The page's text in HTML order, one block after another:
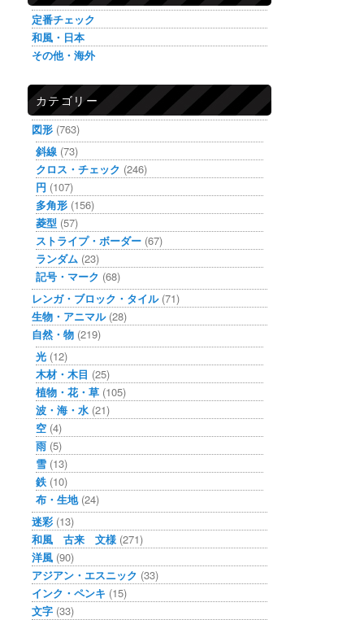
定番チェック
和風・日本
その他・海外
カテゴリー
図形 (763)
斜線 (73)
クロス・チェック (246)
円 (107)
多角形 (156)
菱型 (57)
ストライプ・ボーダー (67)
ランダム (23)
記号・マーク (68)
レンガ・ブロック・タイル(71)
生物・アニマル(28)
自然・物 (219)
光 (12)
木材・木目 (25)
植物・花・草 (105)
波・海・水 (21)
空 (4)
雨 (5)
雪 (13)
鉄 (10)
布・生地(24)
迷彩 (13)
和風 古来 文様 (271)
洋風 (90)
アジアン・エスニック (33)
インク・ペンキ (15)
文字 (33)